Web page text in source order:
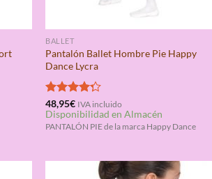
BALLET
Pantalón Ballet Hombre Pie Happy
Dance Lycra
Valorado
con4.25
de 5
48,95€ IVA incluido
Disponibilidad en Almacén
PANTALÓN PIE de la marca Happy Dance